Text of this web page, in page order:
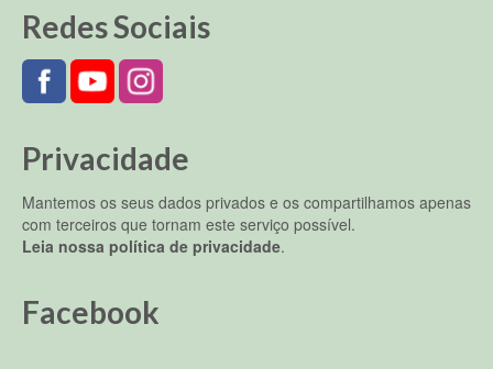
Redes Sociais
Privacidade
Mantemos os seus dados privados e os compartilhamos apenas
com terceiros que tornam este serviço possível.
Leia nossa política de privacidade.
Facebook